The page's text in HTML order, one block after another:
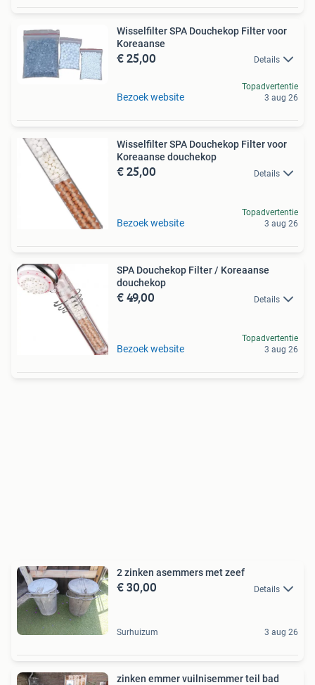
Wisselfilter SPA Douchekop Filter voor
Koreaanse
€ 25,00 Details
Bezoek website
Topadvertentie
3 aug 26
Wisselfilter SPA Douchekop Filter voor
Koreaanse douchekop
€ 25,00 Details
Bezoek website
Topadvertentie
3 aug 26
SPA Douchekop Filter / Koreaanse
douchekop
€ 49,00 Details
Bezoek website
Topadvertentie
3 aug 26
2 zinken asemmers met zeef
€ 30,00 Details
Surhuizum 3 aug 26
zinken emmer vuilnisemmer teil bad